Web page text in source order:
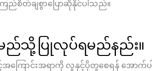
ြည်စိတ်ချစွာပြောဆိုနိုင်ပါသည်။
မည်သို့ပြုလုပ်ရမည်နည်း။
ြောင်းအရာကို လူနှင့်ပိုတူစေရန် အောက်ပါ